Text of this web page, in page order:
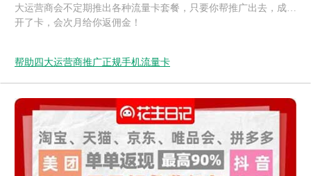
大运营商会不定期推出各种流量卡套餐，只要你帮推广出去，成功
开了卡，会次月给你返佣金！
帮助四大运营商推广正规手机流量卡